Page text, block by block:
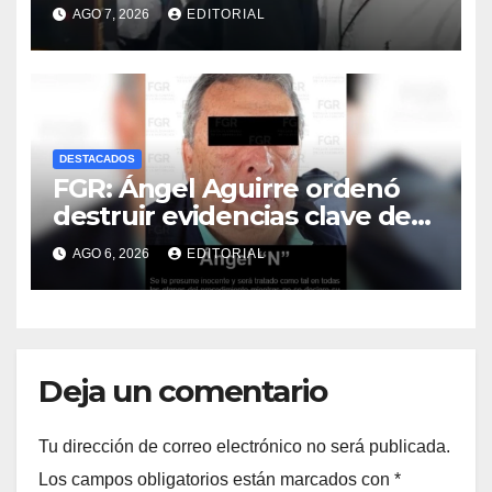
AGO 7, 2026 EDITORIAL
DESTACADOS
FGR: Ángel Aguirre ordenó
destruir evidencias clave de
caso Ayotzinapa; operación
dolosa desde el ejecutivo
estatal
AGO 6, 2026 EDITORIAL
Deja un comentario
Tu dirección de correo electrónico no será publicada.
Los campos obligatorios están marcados con *